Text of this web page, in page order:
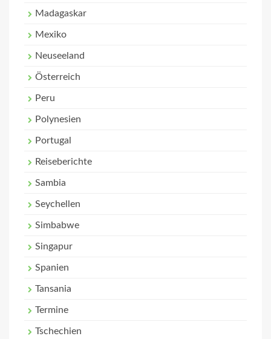
Madagaskar
Mexiko
Neuseeland
Österreich
Peru
Polynesien
Portugal
Reiseberichte
Sambia
Seychellen
Simbabwe
Singapur
Spanien
Tansania
Termine
Tschechien